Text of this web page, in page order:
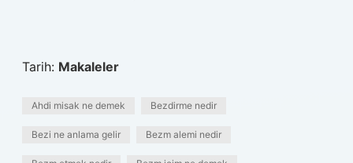
Tarih: Makaleler
Ahdi misak ne demek Bezdirme nedir
Bezi ne anlama gelir Bezm alemi nedir